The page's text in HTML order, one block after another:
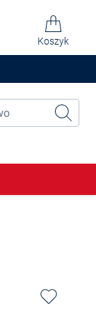
Koszyk